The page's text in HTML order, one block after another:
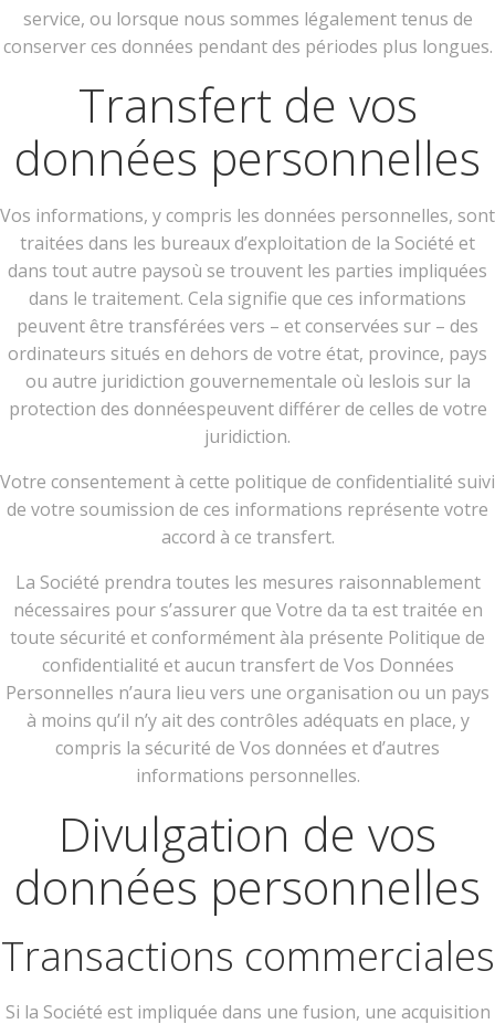
service, ou lorsque nous sommes légalement tenus de
conserver ces données pendant des périodes plus longues.
Transfert de vos
données personnelles
Vos informations, y compris les données personnelles, sont
traitées dans les bureaux d’exploitation de la Société et
dans tout autre paysoù se trouvent les parties impliquées
dans le traitement. Cela signifie que ces informations
peuvent être transférées vers – et conservées sur – des
ordinateurs situés en dehors de votre état, province, pays
ou autre juridiction gouvernementale où leslois sur la
protection des donnéespeuvent différer de celles de votre
juridiction.
Votre consentement à cette politique de confidentialité suivi
de votre soumission de ces informations représente votre
accord à ce transfert.
La Société prendra toutes les mesures raisonnablement
nécessaires pour s’assurer que Votre da ta est traitée en
toute sécurité et conformément àla présente Politique de
confidentialité et aucun transfert de Vos Données
Personnelles n’aura lieu vers une organisation ou un pays
à moins qu’il n’y ait des contrôles adéquats en place, y
compris la sécurité de Vos données et d’autres
informations personnelles.
Divulgation de vos
données personnelles
Transactions commerciales
Si la Société est impliquée dans une fusion, une acquisition